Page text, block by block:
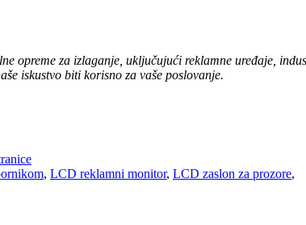
opreme za izlaganje, uključujući reklamne uređaje,
iskustvo biti korisno za vaše poslovanje.
, LCD reklamni monitor, LCD zaslon za prozore,